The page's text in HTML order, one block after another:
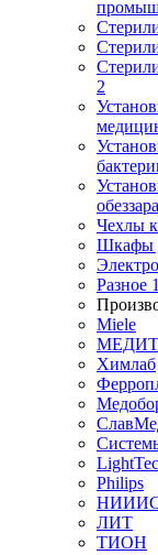
2
Чехлы
Шкафы
Разное
Miele
Химлаб
Philips
НИИИС
ЛИТ
ТИОН